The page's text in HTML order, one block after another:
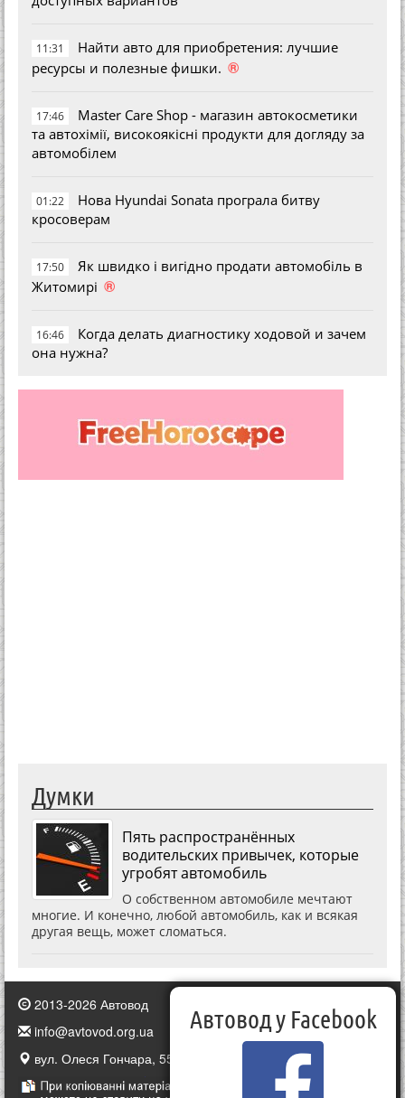
11:31
Найти авто для приобретения: лучшие
ресурсы и полезные фишки. ®
17:46
Master Care Shop - магазин автокосметики
та автохімії, високоякісні продукти для догляду за
автомобілем
01:22
Нова Hyundai Sonata програла битву
кросоверам
17:50
Як швидко і вигідно продати автомобіль в
Житомирі ®
16:46
Когда делать диагностику ходовой и зачем
она нужна?
Думки
Пять распространённых
водительских привычек, которые
угробят автомобиль
О собственном автомобиле мечтают
многие. И конечно, любой автомобиль, как и всякая
другая вещь, может сломаться.
2013-2026 Автовод
info@avtovod.org.ua
вул. Олеся Гончара, 55, Київ, Україна
Автовод у Facebook